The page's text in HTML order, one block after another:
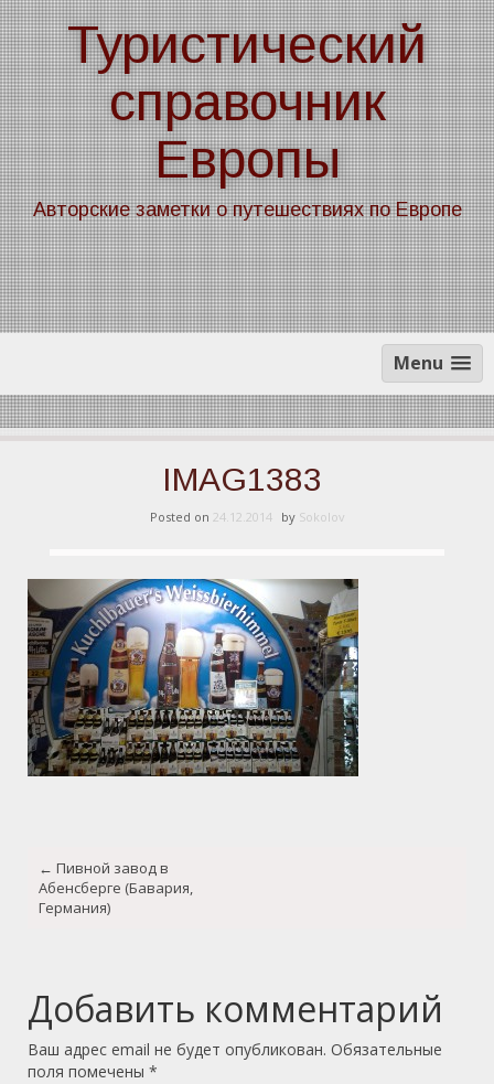
Skip
to
content
Туристический
справочник
Европы
Авторские заметки о путешествиях по Европе
Menu
IMAG1383
Posted on 24.12.2014 by Sokolov
Post
navigation
← Пивной завод в
Абенсберге (Бавария,
Германия)
Добавить комментарий
Ваш адрес email не будет опубликован. Обязательные
поля помечены *